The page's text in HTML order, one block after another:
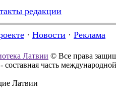
редакции
· Новости · Реклама
Латвии © Все права
часть
Латвии